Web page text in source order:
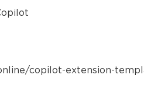
copilot-extension-